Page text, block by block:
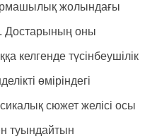
жолындағы
Достарының оны
келгенде түсінбеушілік
өміріндегі
сюжет желісі осы
туындайтын